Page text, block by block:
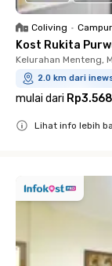
Coliving • Campur
Kost Rukita
Kelurahan Menteng,
2.0 km dari
mulai dari
Lihat info lebih